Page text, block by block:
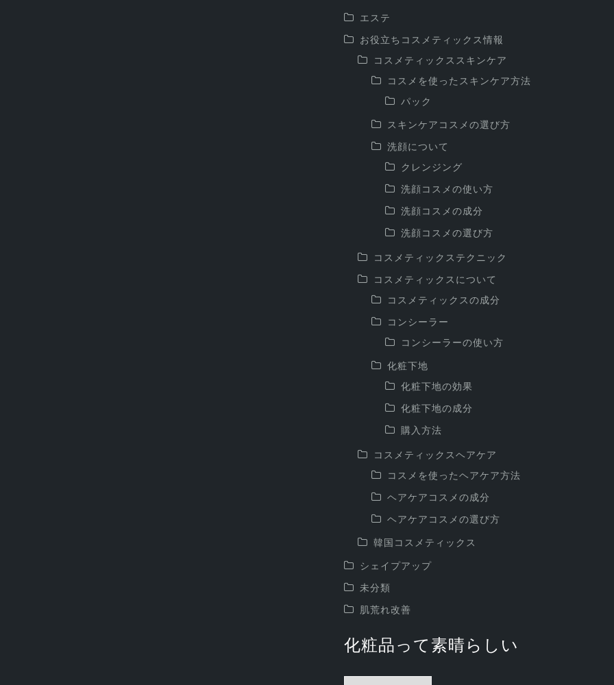
エステ
お役立ちコスメティックス情報
コスメティックススキンケア
コスメを使ったスキンケア方法
パック
スキンケアコスメの選び方
洗顔について
クレンジング
洗顔コスメの使い方
洗顔コスメの成分
洗顔コスメの選び方
コスメティックステクニック
コスメティックスについて
コスメティックスの成分
コンシーラー
コンシーラーの使い方
化粧下地
化粧下地の効果
化粧下地の成分
購入方法
コスメティックスヘアケア
コスメを使ったヘアケア方法
ヘアケアコスメの成分
ヘアケアコスメの選び方
韓国コスメティックス
シェイプアップ
未分類
肌荒れ改善
化粧品って素晴らしい